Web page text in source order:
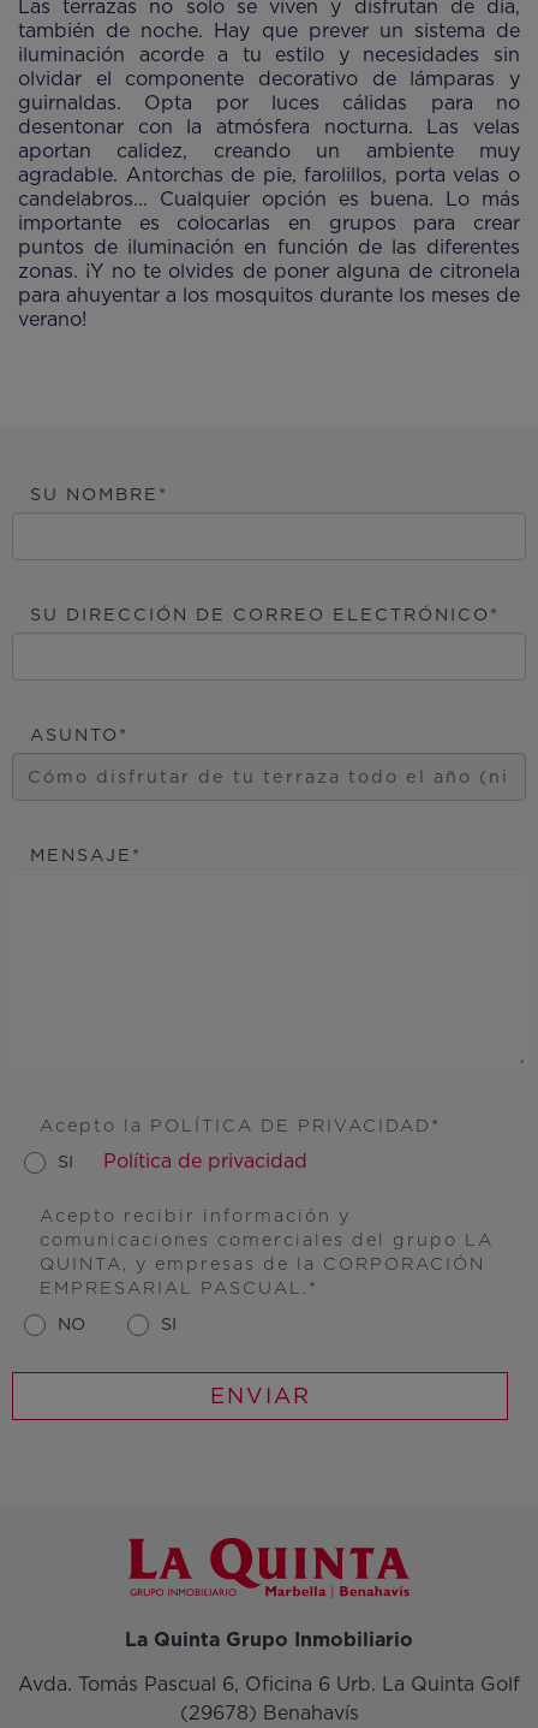
Las terrazas no solo se viven y disfrutan de día,
también de noche. Hay que prever un sistema de
iluminación acorde a tu estilo y necesidades sin
olvidar el componente decorativo de lámparas y
guirnaldas. Opta por luces cálidas para no
desentonar con la atmósfera nocturna. Las velas
aportan calidez, creando un ambiente muy
agradable. Antorchas de pie, farolillos, porta velas o
candelabros... Cualquier opción es buena. Lo más
importante es colocarlas en grupos para crear
puntos de iluminación en función de las diferentes
zonas. ¡Y no te olvides de poner alguna de citronela
para ahuyentar a los mosquitos durante los meses de
verano!
SU NOMBRE
SU DIRECCIÓN DE CORREO ELECTRÓNICO
ASUNTO
MENSAJE
Acepto la POLÍTICA DE PRIVACIDAD
SI
Política de privacidad
Acepto recibir información y
comunicaciones comerciales del grupo LA
QUINTA, y empresas de la CORPORACIÓN
EMPRESARIAL PASCUAL.
NO
SI
La Quinta Grupo Inmobiliario
Avda. Tomás Pascual 6, Oficina 6 Urb. La Quinta Golf
(29678) Benahavís